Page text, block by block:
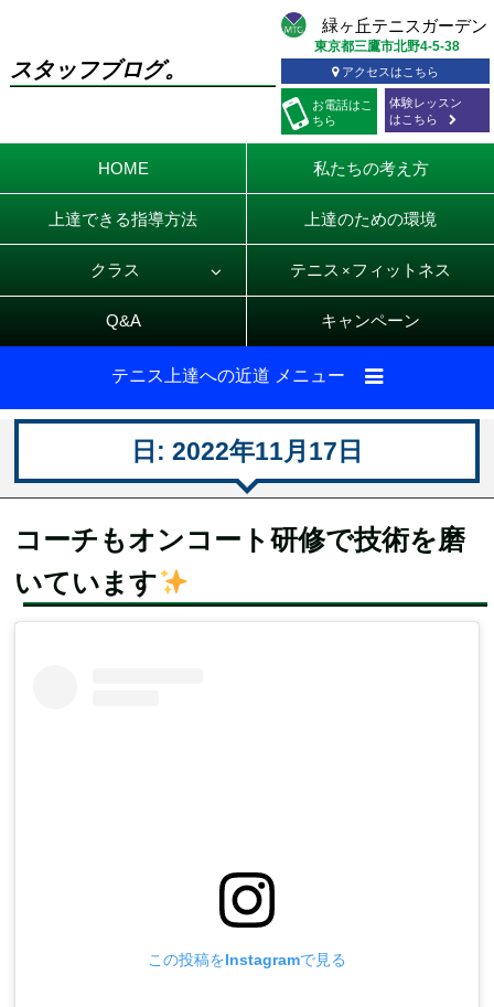
スタッフブログ。
お電話はこ
ちら
東京都三鷹市北野4-5-38
アクセスはこちら
体験レッスン
はこちら
HOME 私たちの考え方
上達できる指導方法 上達のための環境
クラス テニス × フィットネス
Q&A キャンペーン
テニス上達への近道 メニュー
日: 2022年11月17日
コーチもオンコート研修で技術を磨
いています
この投稿をInstagramで見る